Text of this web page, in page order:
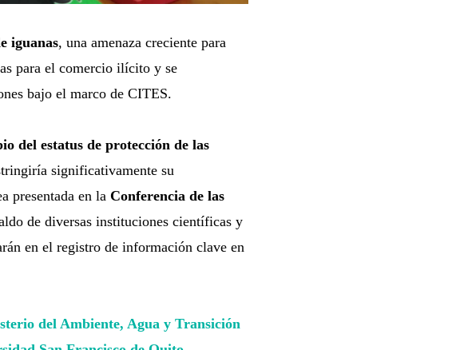
iguanas, una amenaza creciente para
para el comercio ilícito y se
bajo el marco de CITES.
del estatus de protección de las
significativamente su
presentada en la Conferencia de las
de diversas instituciones científicas y
en el registro de información clave en
del Ambiente, Agua y Transición